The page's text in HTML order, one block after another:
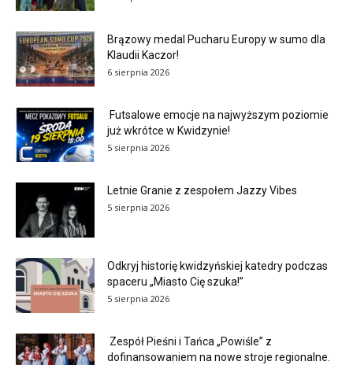
Brązowy medal Pucharu Europy w sumo dla
Klaudii Kaczor!
6 sierpnia 2026
Futsalowe emocje na najwyższym poziomie
już wkrótce w Kwidzynie!
5 sierpnia 2026
Letnie Granie z zespołem Jazzy Vibes
5 sierpnia 2026
Odkryj historię kwidzyńskiej katedry podczas
spaceru „Miasto Cię szuka!”
5 sierpnia 2026
Zespół Pieśni i Tańca „Powiśle” z
dofinansowaniem na nowe stroje regionalne.